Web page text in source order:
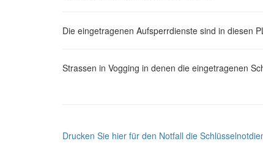
Die eingetragenen Aufsperrdienste sind in diesen
Strassen in Vogging in denen die eingetragenen
Drucken Sie hier für den Notfall die